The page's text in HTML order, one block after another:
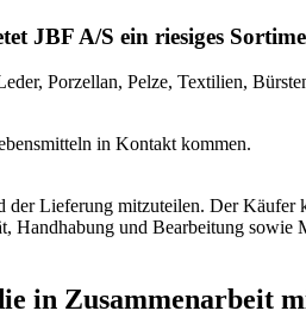
JBF A/S ein riesiges
Porzellan, Pelze, Textilien,
in Kontakt kommen.
Lieferung mitzuteilen. Der Käufer
und Bearbeitung
in Zusammenarbeit